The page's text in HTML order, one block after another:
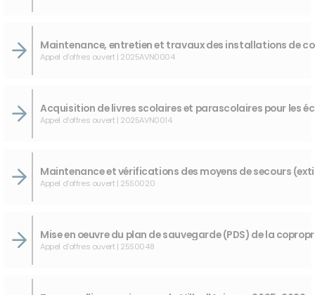
Appel d'offres ouvert | 2025AVN0004
Appel d'offres ouvert | 2025AVN0014
Appel d'offres ouvert | 25S0020
Appel d'offres ouvert | 25S0048